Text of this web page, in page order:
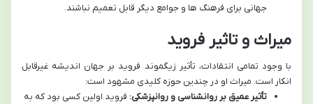
جهانی برای فرهنگ ها و جوامع دیگر قابل تعمیم نباشند.
میراث و تاثیر فروید
با وجود تمامی انتقادات، تأثیر زیگموند فروید بر جهان اندیشه غیرقابل
انکار است. میراث او در چندین حوزه کلیدی مشهود است:
تأثیر عمیق بر روانشناسی و روانپزشکی: فروید اولین کسی بود که به